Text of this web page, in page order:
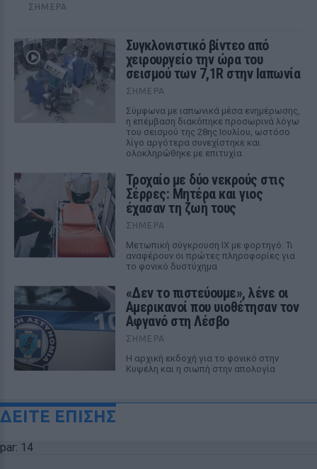
ΣΉΜΕΡΑ
Συγκλονιστικό βίντεο από
χειρουργείο την ώρα του
σεισμού των 7,1R στην Ιαπωνία
ΣΉΜΕΡΑ
Σύμφωνα με ιαπωνικά μέσα ενημέρωσης,
η επέμβαση διακόπηκε προσωρινά λόγω
του σεισμού της 28ης Ιουλίου, ωστόσο
λίγο αργότερα συνεχίστηκε και
ολοκληρώθηκε με επιτυχία
Τροχαίο με δύο νεκρούς στις
Σέρρες: Μητέρα και γιος
έχασαν τη ζωή τους
ΣΉΜΕΡΑ
Μετωπική σύγκρουση ΙΧ με φορτηγό: Τι
αναφέρουν οι πρώτες πληροφορίες για
το φονικό δυστύχημα
«Δεν το πιστεύουμε», λένε οι
Αμερικανοί που υιοθέτησαν τον
Αφγανό στη Λέσβο
ΣΉΜΕΡΑ
Η αρχική εκδοχή για το φονικό στην
Κυψέλη και η σιωπή στην απολογία
ΔΕΙΤΕ ΕΠΙΣΗΣ
par: 14